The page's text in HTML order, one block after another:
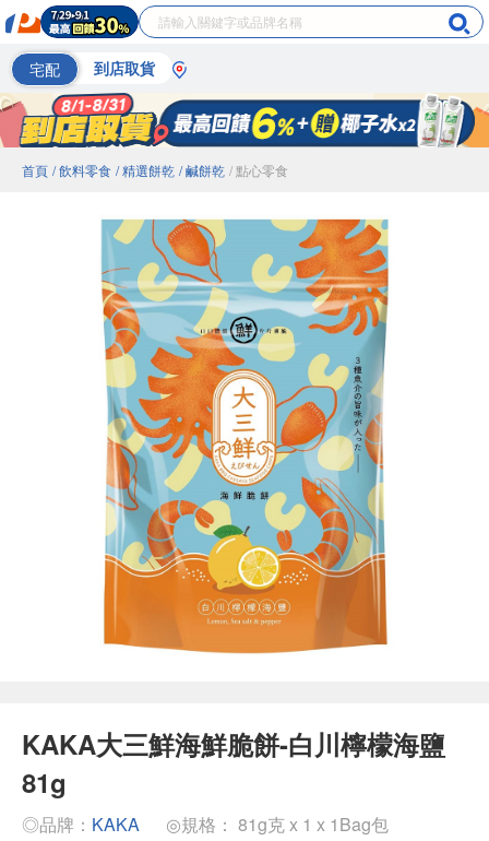
宅配 到店取貨
首頁 / 飲料零食 / 精選餅乾 / 鹹餅乾 / 點心零食
KAKA大三鮮海鮮脆餅-白川檸檬海鹽
81g
◎品牌： KAKA ◎規格： 81g克 x 1 x 1Bag包